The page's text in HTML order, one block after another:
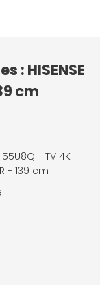
: HISENSE
cm
55U8Q - TV 4K
- 139 cm